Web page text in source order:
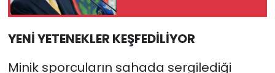
YENİ YETENEKLER KEŞFEDİLİYOR
Minik sporcuların sahada sergilediği